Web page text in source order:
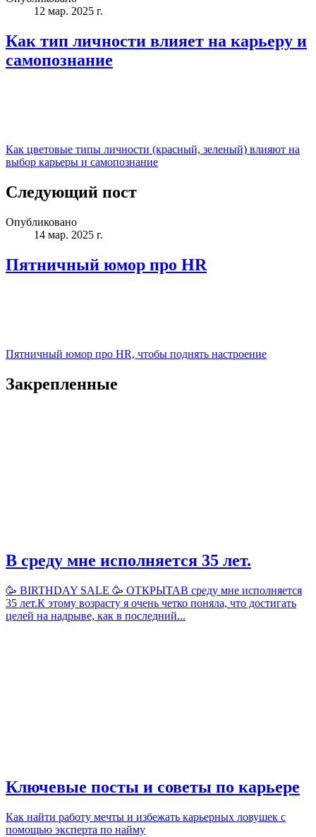
12 мар. 2025 г.
Как тип личности влияет на карьеру и
самопознание
Как цветовые типы личности (красный, зеленый) влияют на
выбор карьеры и самопознание
Следующий пост
Опубликовано
14 мар. 2025 г.
Пятничный юмор про HR
Пятничный юмор про HR, чтобы поднять настроение
Закрепленные
В среду мне исполняется 35 лет.
🥳 BIRTHDAY SALE 🥳 ОТКРЫТАВ среду мне исполняется
35 лет.К этому возрасту я очень четко поняла, что достигать
целей на надрыве, как в последний...
Ключевые посты и советы по карьере
Как найти работу мечты и избежать карьерных ловушек с
помощью эксперта по найму